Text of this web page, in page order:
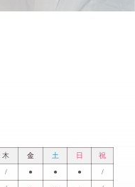
木 金 土 日 祝
/ ● ● ● /